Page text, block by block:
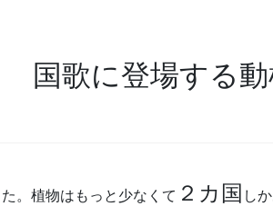
国歌に登場する動
。植物はもっと少なくて ２カ国 し